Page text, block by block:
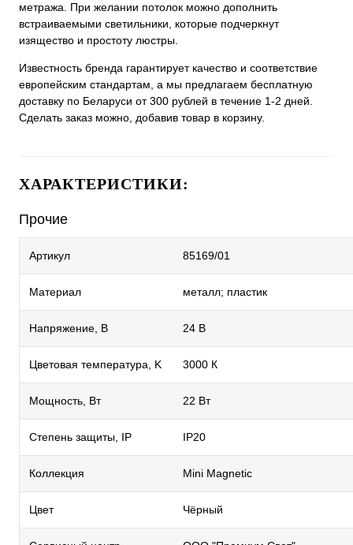
метража. При желании потолок можно дополнить
встраиваемыми светильники, которые подчеркнут
изящество и простоту люстры.
Известность бренда гарантирует качество и соответствие
европейским стандартам, а мы предлагаем бесплатную
доставку по Беларуси от 300 рублей в течение 1-2 дней.
Сделать заказ можно, добавив товар в корзину.
ХАРАКТЕРИСТИКИ:
Прочие
Артикул 85169/01
Материал металл; пластик
Напряжение, В 24 В
Цветовая температура, K 3000 К
Мощность, Вт 22 Вт
Степень защиты, IP IP20
Коллекция Mini Magnetic
Цвет Чёрный